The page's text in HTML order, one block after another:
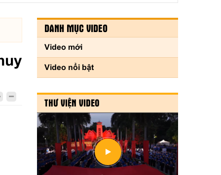
DANH MỤC VIDEO
Video mới
Video nổi bật
THƯ VIỆN VIDEO